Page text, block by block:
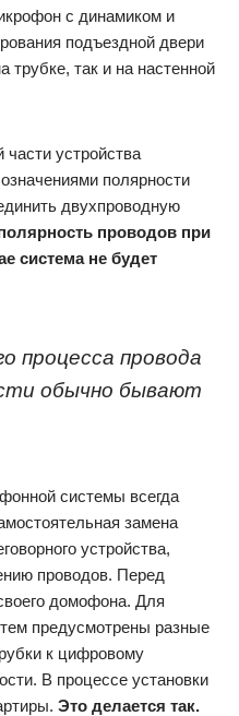
с динамиком и
подъездной двери
трубке, так и на настенной
устройства
полярности
двухпроводную
проводов при
система не будет
процесса провода
обычно бывают
системы всегда
замена
устройства,
проводов. Перед
домофона. Для
предусмотрены разные
к цифровому
В процессе установки
Это делается так.